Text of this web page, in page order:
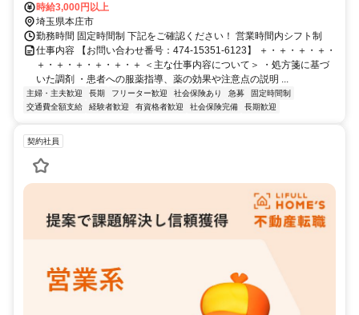
歩19分
時給3,000円以上
埼玉県本庄市
勤務時間 固定時間制 下記をご確認ください！ 営業時間内シフト制
仕事内容 【お問い合わせ番号：474-15351-6123】 ＋・＋・＋・＋・
＋・＋・＋・＋・＋・＋ ＜主な仕事内容について＞ ・処方箋に基づ
いた調剤 ・患者への服薬指導、薬の効果や注意点の説明 ...
主婦・主夫歓迎 長期 フリーター歓迎 社会保険あり 急募
固定時間制
交通費全額支給
経験者歓迎 有資格者歓迎 社会保険完備 長期歓迎
契約社員